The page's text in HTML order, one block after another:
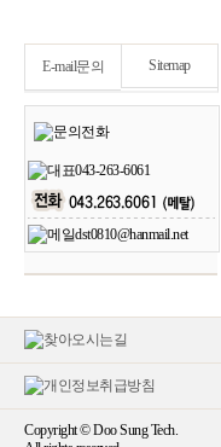
E-mail문의 Sitemap
Copyright © Doo Sung Tech.